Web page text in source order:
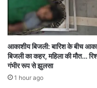
संदिग्ध पाए जाने पर
कप्तान की बैठक के बाद एक्शन
मंगलवार को रायपुर
रूम में जिले के थाना
कप्तान ने पेडिंग केसों
आकाशीय बिजली: बारिश के बीच
बिजली का कहर, महिला की मौत…
गंभीर रूप से झुलसा
1 hour ago